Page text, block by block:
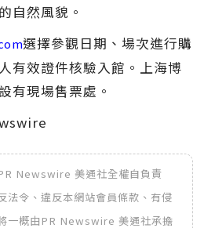
自然風貌。
選擇參觀日期、場次進行購
有效證件核驗入館。上海博
有現場售票處。
Newswire 美通社全權自負責
法令、違反本網站會員條款、有侵
一概由PR Newswire 美通社承擔